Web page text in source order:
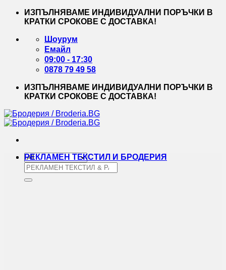
Skip
ИЗПЪЛНЯВАМЕ ИНДИВИДУАЛНИ ПОРЪЧКИ В
КРАТКИ СРОКОВЕ С ДОСТАВКА!
Шоурум
Емайл
09:00 - 17:30
0878 79 49 58
ИЗПЪЛНЯВАМЕ ИНДИВИДУАЛНИ ПОРЪЧКИ В
КРАТКИ СРОКОВЕ С ДОСТАВКА!
Търсене
за:
РЕКЛАМЕН ТЕКСТИЛ И БРОДЕРИЯ